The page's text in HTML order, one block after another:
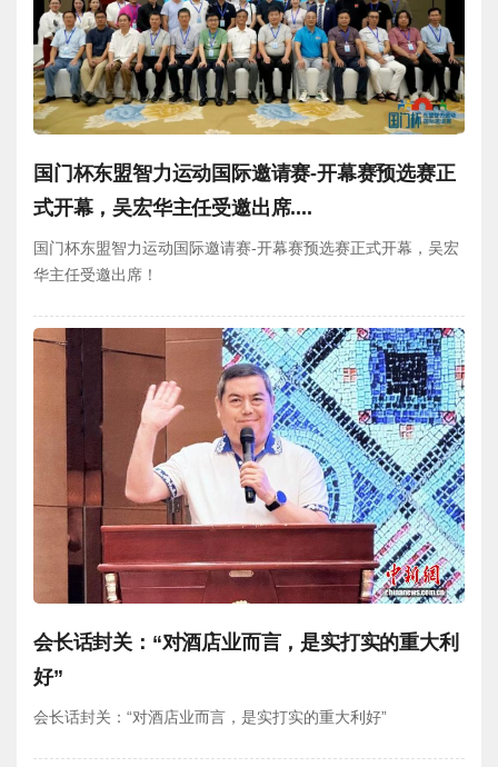
国门杯东盟智力运动国际邀请赛-开幕赛预选赛正
式开幕，吴宏华主任受邀出席....
国门杯东盟智力运动国际邀请赛-开幕赛预选赛正式开幕，吴宏
华主任受邀出席！
会长话封关：“对酒店业而言，是实打实的重大利
好”
会长话封关：“对酒店业而言，是实打实的重大利好”